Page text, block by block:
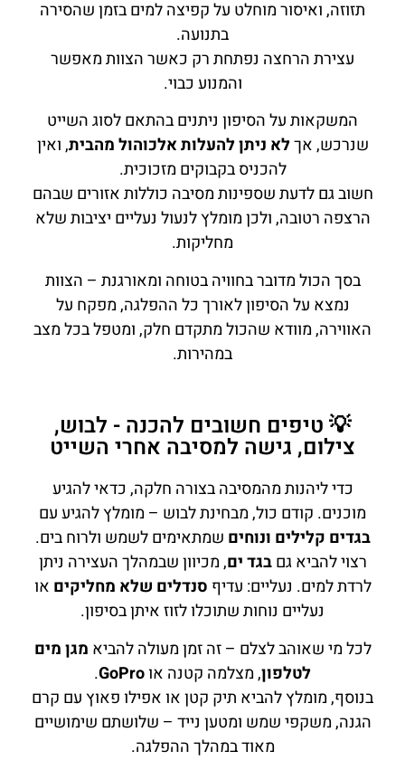
תזוזה, ואיסור מוחלט על קפיצה למים בזמן שהסירה
בתנועה.
עצירת הרחצה נפתחת רק כאשר הצוות מאפשר
והמנוע כבוי.
המשקאות על הסיפון ניתנים בהתאם לסוג השייט
שנרכש, אךלא ניתן להעלות אלכוהול מהבית, ואין
להכניס בקבוקים מזכוכית.
חשוב גם לדעת שספינות מסיבה כוללות אזורים שבהם
הרצפה רטובה, ולכן מומלץ לנעול נעליים יציבות שלא
מחליקות.
בסך הכול מדובר בחוויה בטוחה ומאורגנת – הצוות
נמצא על הסיפון לאורך כל ההפלגה, מפקח על
האווירה, מוודא שהכול מתקדם חלק, ומטפל בכל מצב
במהירות.
💡 טיפים חשובים להכנה - לבוש,
צילום, גישה למסיבה אחרי השייט
כדי ליהנות מהמסיבה בצורה חלקה, כדאי להגיע
מוכנים. קודם כול, מבחינת לבוש – מומלץ להגיע עם
בגדים קלילים ונוחים שמתאימים לשמש ולרוח בים.
רצוי להביא גםבגד ים, מכיוון שבמהלך העצירה ניתן
לרדת למים. נעליים: עדיף סנדלים שלא מחליקים או
נעליים נוחות שתוכלו לזוז איתן בסיפון.
לכל מי שאוהב לצלם – זה זמן מעולה להביא מגן מים
לטלפון, מצלמה קטנה אוGoPro
.
בנוסף, מומלץ להביא תיק קטן או אפילו פאוץ עם קרם
הגנה, משקפי שמש ומטען נייד – שלושתם שימושיים
מאוד במהלך ההפלגה.